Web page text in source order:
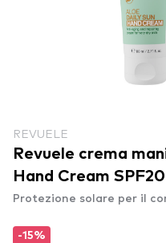
REVUELE
Revuele crema
Hand Cream SPF20
Protezione solare per il
-15%